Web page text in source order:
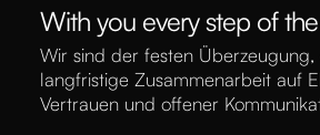
With you every step of
Wir sind der festen Überzeugung,
langfristige Zusammenarbeit auf
Vertrauen und offener